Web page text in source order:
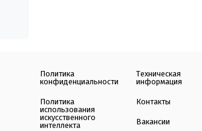
Политика
конфиденциальности
Политика
использования
искусственного
интеллекта
Техническая
информация
Контакты
Вакансии